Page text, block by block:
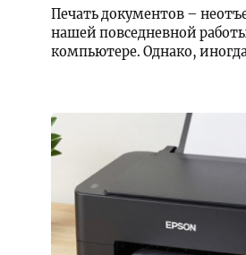
Печать документов –
нашей повседневной
компьютере. Однако,